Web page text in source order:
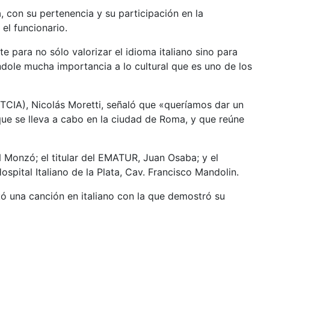
con su pertenencia y su participación en la
funcionario.
para no sólo valorizar el idioma italiano sino para
mucha importancia a lo cultural que es uno de los
Nicolás Moretti, señaló que «queríamos dar un
se lleva a cabo en la ciudad de Roma, y que reúne
el titular del EMATUR, Juan Osaba; y el
Italiano de la Plata, Cav. Francisco Mandolin.
una canción en italiano con la que demostró su